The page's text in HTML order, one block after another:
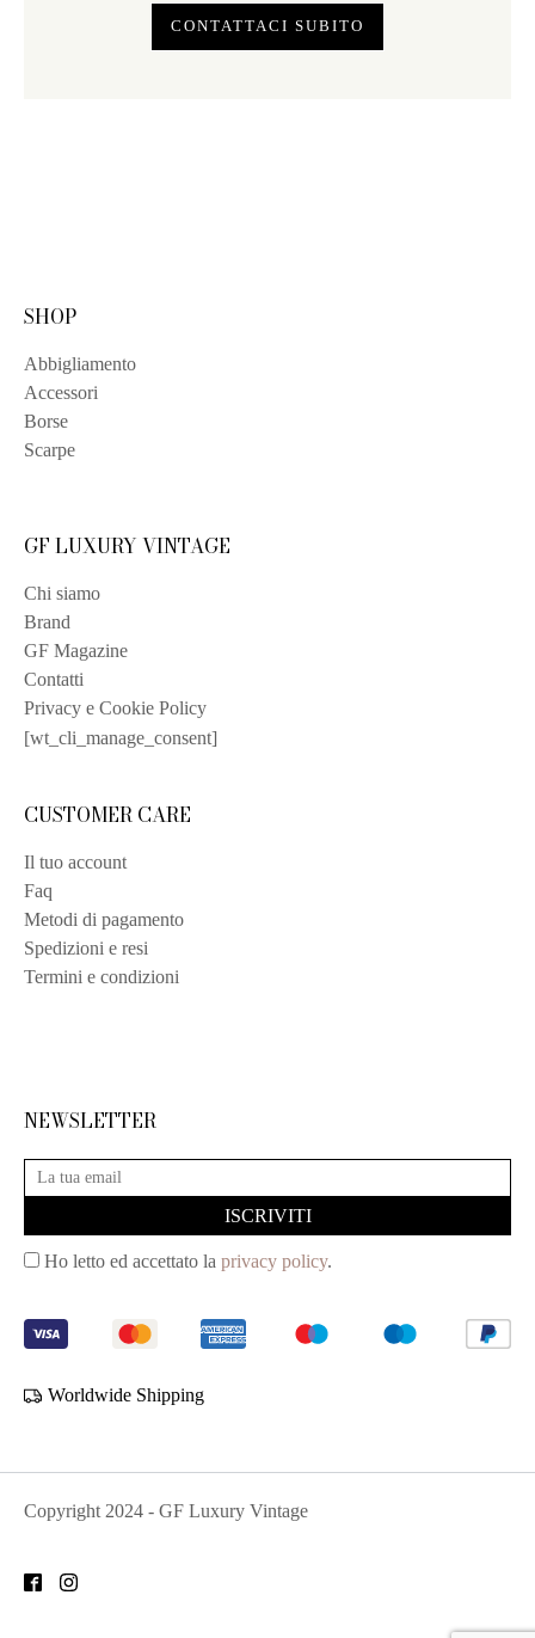
CONTATTACI SUBITO
SHOP
Abbigliamento
Accessori
Borse
Scarpe
GF LUXURY VINTAGE
Chi siamo
Brand
GF Magazine
Contatti
Privacy e Cookie Policy
[wt_cli_manage_consent]
CUSTOMER CARE
Il tuo account
Faq
Metodi di pagamento
Spedizioni e resi
Termini e condizioni
NEWSLETTER
Ho letto ed accettato la privacy policy.
Worldwide Shipping
Copyright 2024 - GF Luxury Vintage